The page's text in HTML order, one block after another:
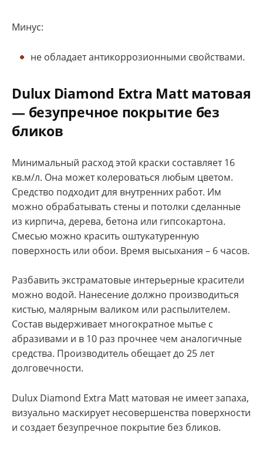
Минус:
не обладает антикоррозионными свойствами.
Dulux Diamond Extra Matt матовая
— безупречное покрытие без
бликов
Минимальный расход этой краски составляет 16
кв.м/л. Она может колероваться любым цветом.
Средство подходит для внутренних работ. Им
можно обрабатывать стены и потолки сделанные
из кирпича, дерева, бетона или гипсокартона.
Смесью можно красить оштукатуренную
поверхность или обои. Время высыхания – 6 часов.
Разбавить экстраматовые интерьерные красители
можно водой. Нанесение должно производиться
кистью, малярным валиком или распылителем.
Состав выдерживает многократное мытье с
абразивами и в 10 раз прочнее чем аналогичные
средства. Производитель обещает до 25 лет
долговечности.
Dulux Diamond Extra Matt матовая не имеет запаха,
визуально маскирует несовершенства поверхности
и создает безупречное покрытие без бликов.